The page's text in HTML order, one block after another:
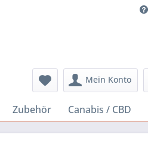
Mein Konto
Zubehör Canabis / CBD